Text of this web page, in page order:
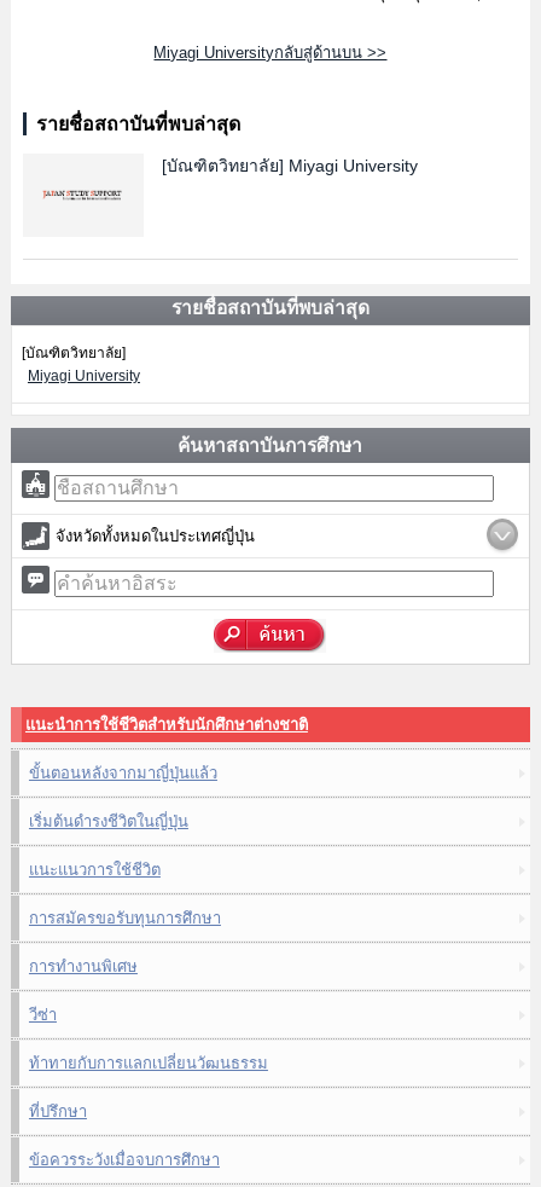
Miyagi Universityกลับสู่ด้านบน >>
รายชื่อสถาบันที่พบล่าสุด
[บัณฑิตวิทยาลัย] Miyagi University
รายชื่อสถาบันที่พบล่าสุด
[บัณฑิตวิทยาลัย]
Miyagi University
ค้นหาสถาบันการศึกษา
จังหวัดทั้งหมดในประเทศญี่ปุ่น
แนะนำการใช้ชีวิตสำหรับนักศึกษาต่างชาติ
ขั้นตอนหลังจากมาญี่ปุ่นแล้ว
เริ่มต้นดำรงชีวิตในญี่ปุ่น
แนะแนวการใช้ชีวิต
การสมัครขอรับทุนการศึกษา
การทำงานพิเศษ
วีซ่า
ท้าทายกับการแลกเปลี่ยนวัฒนธรรม
ที่ปรึกษา
ข้อควรระวังเมื่อจบการศึกษา